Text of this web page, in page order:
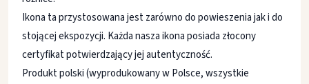
Ikona ta przystosowana jest zarówno do powieszenia jak i do
stojącej ekspozycji. Każda nasza ikona posiada złocony
certyfikat potwierdzający jej autentyczność.
Produkt polski (wyprodukowany w Polsce, wszystkie